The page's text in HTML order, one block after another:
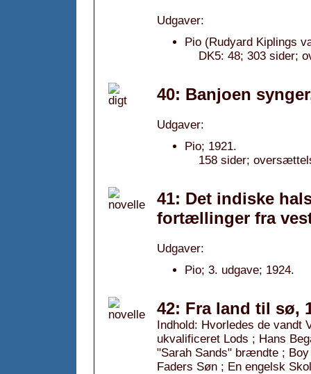
Udgaver:
Pio (Rudyard Kiplings
DK5: 48; 303 sider;
40: Banjoen
Udgaver:
Pio; 1921.
158 sider;
41: Det indiske
fortællinger fra
Udgaver:
Pio; 3. udgave; 1924.
42: Fra land til sø,
Indhold: Hvorledes de vandt
ukvalificeret Lods ; Hans
"Sarah Sands" brændte ;
Faders Søn ; En engelsk